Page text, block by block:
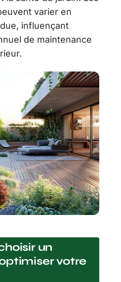
varier en
influençant
de maintenance
un
votre